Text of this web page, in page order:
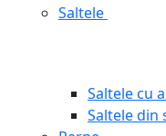
Saltele
Saltele cu
Saltele din